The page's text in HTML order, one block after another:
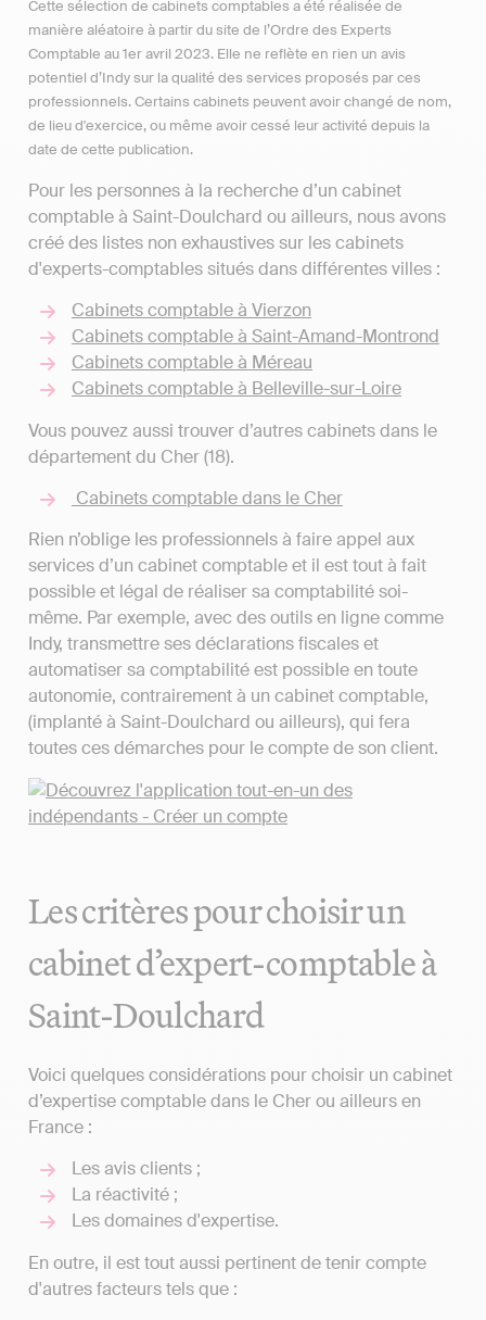
Cette sélection de cabinets comptables a été réalisée de
manière aléatoire à partir du site de l’Ordre des Experts
Comptable au 1er avril 2023. Elle ne reflète en rien un avis
potentiel d’Indy sur la qualité des services proposés par ces
professionnels. Certains cabinets peuvent avoir changé de nom,
de lieu d'exercice, ou même avoir cessé leur activité depuis la
date de cette publication.
Pour les personnes à la recherche d’un cabinet
comptable à Saint-Doulchard ou ailleurs, nous avons
créé des listes non exhaustives sur les cabinets
d'experts-comptables situés dans différentes villes :
Cabinets comptable à Vierzon
Cabinets comptable à Saint-Amand-Montrond
Cabinets comptable à Méreau
Cabinets comptable à Belleville-sur-Loire
Vous pouvez aussi trouver d’autres cabinets dans le
département du Cher (18).
Cabinets comptable dans le Cher
Rien n’oblige les professionnels à faire appel aux
services d’un cabinet comptable et il est tout à fait
possible et légal de réaliser sa comptabilité soi-
même. Par exemple, avec des outils en ligne comme
Indy, transmettre ses déclarations fiscales et
automatiser sa comptabilité est possible en toute
autonomie, contrairement à un cabinet comptable,
(implanté à Saint-Doulchard ou ailleurs), qui fera
toutes ces démarches pour le compte de son client.
Les critères pour choisir un
cabinet d’expert-comptable à
Saint-Doulchard
Voici quelques considérations pour choisir un cabinet
d’expertise comptable dans le Cher ou ailleurs en
France :
Les avis clients ;
La réactivité ;
Les domaines d'expertise.
En outre, il est tout aussi pertinent de tenir compte
d'autres facteurs tels que :